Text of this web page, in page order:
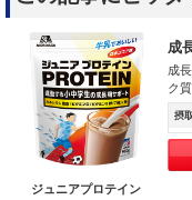
ジュニアプロテイン
成
成
ク
摂